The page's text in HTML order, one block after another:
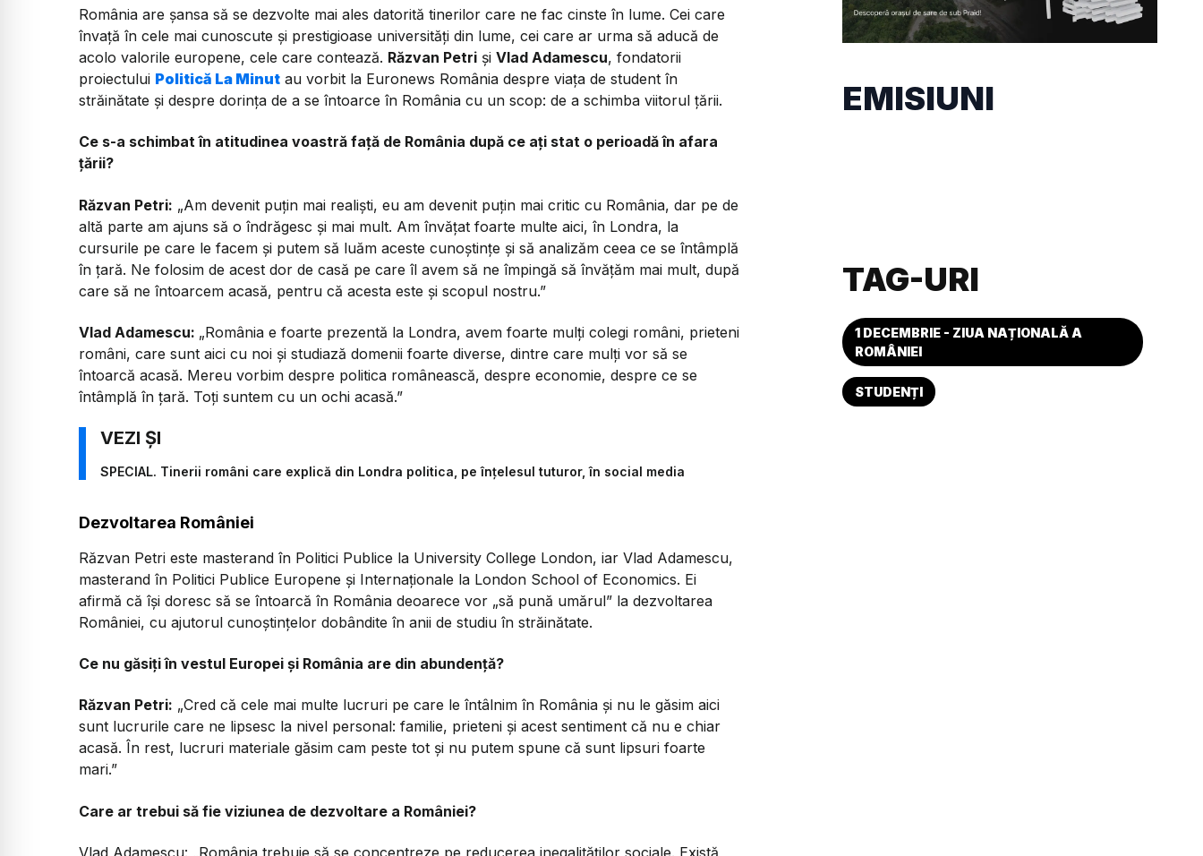
România are șansa să se dezvolte mai ales datorită tinerilor care ne fac cinste în lume. Cei care
învață în cele mai cunoscute și prestigioase universități din lume, cei care ar urma să aducă de
acolo valorile europene, cele care contează. Răzvan Petri și Vlad Adamescu, fondatorii
proiectului Politică La Minut au vorbit la Euronews România despre viața de student în
străinătate și despre dorința de a se întoarce în România cu un scop: de a schimba viitorul țării.
Ce s-a schimbat în atitudinea voastră față de România după ce ați stat o perioadă în afara
țării?
Răzvan Petri: „Am devenit puțin mai realiști, eu am devenit puțin mai critic cu România, dar pe de
altă parte am ajuns să o îndrăgesc și mai mult. Am învățat foarte multe aici, în Londra, la
cursurile pe care le facem și putem să luăm aceste cunoștințe și să analizăm ceea ce se întâmplă
în țară. Ne folosim de acest dor de casă pe care îl avem să ne împingă să învățăm mai mult, după
care să ne întoarcem acasă, pentru că acesta este și scopul nostru.”
Vlad Adamescu: „România e foarte prezentă la Londra, avem foarte mulți colegi români, prieteni
români, care sunt aici cu noi și studiază domenii foarte diverse, dintre care mulți vor să se
întoarcă acasă. Mereu vorbim despre politica românească, despre economie, despre ce se
întâmplă în țară. Toți suntem cu un ochi acasă.”
SPECIAL. Tinerii români care explică din Londra politica, pe înțelesul tuturor, în social media
Dezvoltarea României
Răzvan Petri este masterand în Politici Publice la University College London, iar Vlad Adamescu,
masterand în Politici Publice Europene și Internaționale la London School of Economics. Ei
afirmă că își doresc să se întoarcă în România deoarece vor „să pună umărul” la dezvoltarea
României, cu ajutorul cunoștințelor dobândite în anii de studiu în străinătate.
Ce nu găsiți în vestul Europei și România are din abundență?
Răzvan Petri: „Cred că cele mai multe lucruri pe care le întâlnim în România și nu le găsim aici
sunt lucrurile care ne lipsesc la nivel personal: familie, prieteni și acest sentiment că nu e chiar
acasă. În rest, lucruri materiale găsim cam peste tot și nu putem spune că sunt lipsuri foarte
mari.”
Care ar trebui să fie viziunea de dezvoltare a României?
EMISIUNI
TAG-URI
1 DECEMBRIE - ZIUA NAȚIONALĂ A
ROMÂNIEI
STUDENȚI